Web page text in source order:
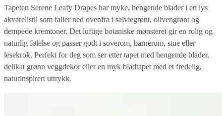
Tapeten Serene Leafy Drapes har myke, hengende blader i en lys
akvarellstil som faller ned ovenfra i salviegrønt, olivengrønt og
dempede kremtoner. Det luftige botaniske mønsteret gir en rolig og
naturlig følelse og passer godt i soverom, barnerom, stue eller
lesekrok. Perfekt for deg som ser etter tapet med hengende blader,
delikat grønn veggdekor eller en myk bladtapet med et fredelig,
naturinspirert uttrykk.